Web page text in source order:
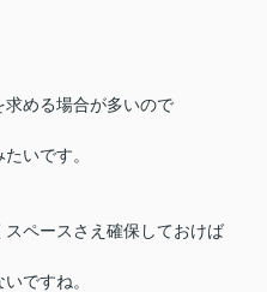
める場合が多いので
いです。
スペースさえ確保しておけば
ですね。